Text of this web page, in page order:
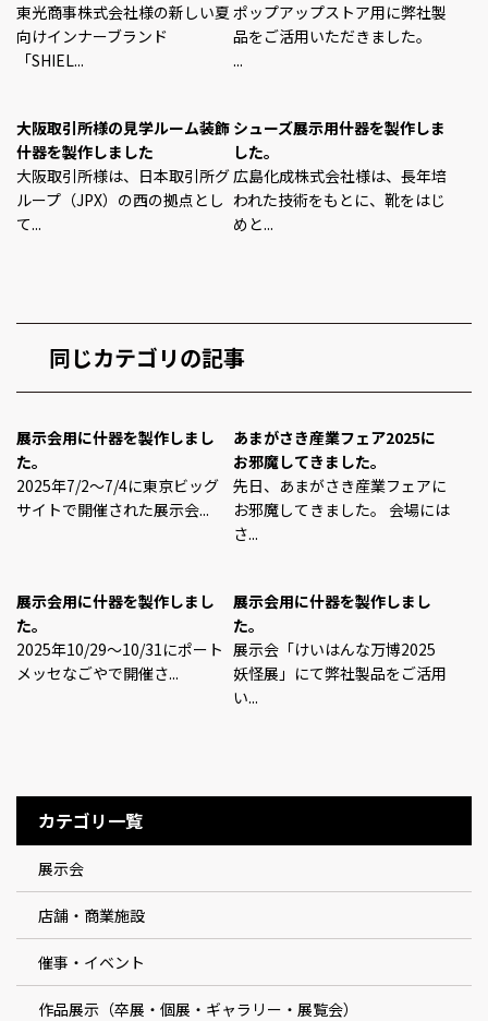
東光商事株式会社様の新しい夏
向けインナーブランド
「SHIEL...
ポップアップストア用に弊社製
品をご活用いただきました。
...
大阪取引所様の見学ルーム装飾
什器を製作しました
大阪取引所様は、日本取引所グ
ループ（JPX）の西の拠点とし
て...
シューズ展示用什器を製作しま
した。
広島化成株式会社様は、長年培
われた技術をもとに、靴をはじ
めと...
同じカテゴリの記事
展示会用に什器を製作しまし
た。
2025年7/2～7/4に東京ビッグ
サイトで開催された展示会...
あまがさき産業フェア2025に
お邪魔してきました。
先日、あまがさき産業フェアに
お邪魔してきました。 会場には
さ...
展示会用に什器を製作しまし
た。
2025年10/29～10/31にポート
メッセなごやで開催さ...
展示会用に什器を製作しまし
た。
展示会「けいはんな万博2025
妖怪展」にて弊社製品をご活用
い...
カテゴリ一覧
展示会
店舗・商業施設
催事・イベント
作品展示（卒展・個展・ギャラリー・展覧会）